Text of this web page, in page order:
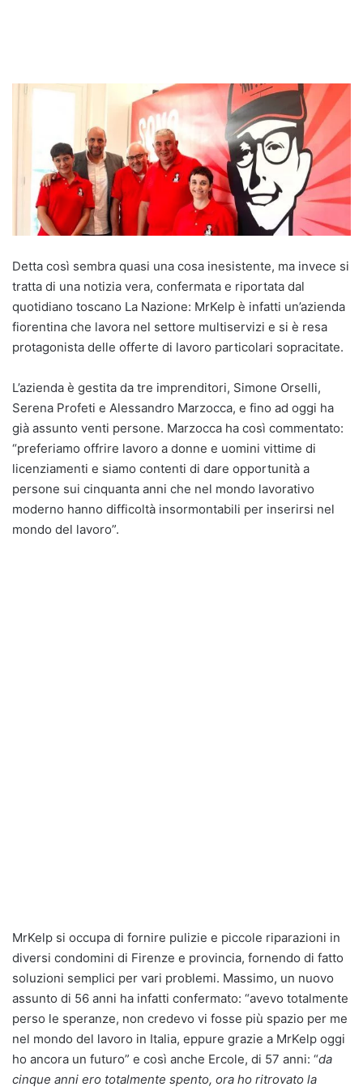
Detta così sembra quasi una cosa inesistente, ma invece si
tratta di una notizia vera, confermata e riportata dal
quotidiano toscano La Nazione: MrKelp è infatti un’azienda
fiorentina che lavora nel settore multiservizi e si è resa
protagonista delle offerte di lavoro particolari sopracitate.
L’azienda è gestita da tre imprenditori, Simone Orselli,
Serena Profeti e Alessandro Marzocca, e fino ad oggi ha
già assunto venti persone. Marzocca ha così commentato:
“preferiamo offrire lavoro a donne e uomini vittime di
licenziamenti e siamo contenti di dare opportunità a
persone sui cinquanta anni che nel mondo lavorativo
moderno hanno difficoltà insormontabili per inserirsi nel
mondo del lavoro”.
MrKelp si occupa di fornire pulizie e piccole riparazioni in
diversi condomini di Firenze e provincia, fornendo di fatto
soluzioni semplici per vari problemi. Massimo, un nuovo
assunto di 56 anni ha infatti confermato: “avevo totalmente
perso le speranze, non credevo vi fosse più spazio per me
nel mondo del lavoro in Italia, eppure grazie a MrKelp oggi
ho ancora un futuro” e così anche Ercole, di 57 anni: “da
cinque anni ero totalmente spento, ora ho ritrovato la